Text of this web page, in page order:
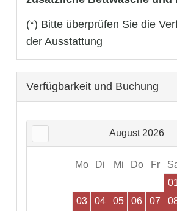
(*) Bitte überprüfen Sie die
der Ausstattung
Verfügbarkeit und Buchung